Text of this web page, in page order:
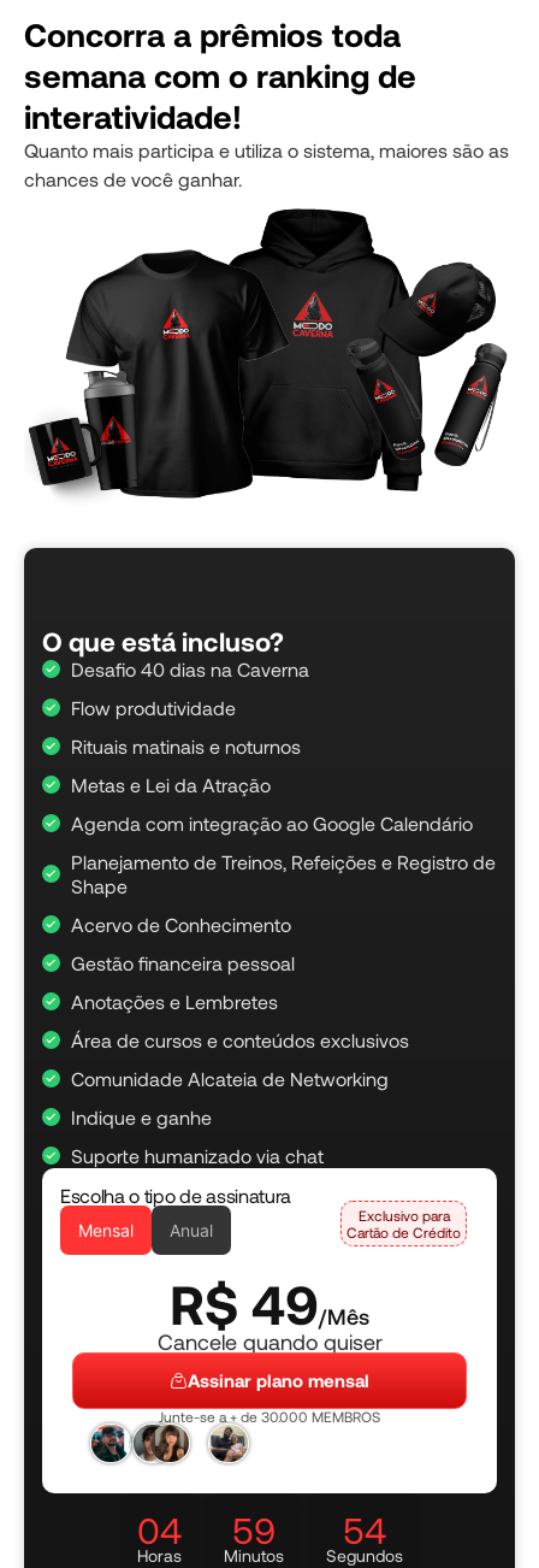
Concor ra a prêmios toda
semana com o ranking de
interatividade!
Quanto mais participa e utiliza o sistema, maiores são as
chances de você ganhar.
O que está incluso?​
Desafio 40 dias na Caverna
Flow produtividade
Rituais matinais e noturnos
Metas e Lei da Atração
Agenda com integração ao Google Calendário
Planejamento de Treinos, Refeições e Registro de
Shape
Acervo de Conhecimento
Gestão financeira pessoal
Anotações e Lembretes
Área de cursos e conteúdos exclusivos
Comunidade Alcateia de Networking
Indique e ganhe
Suporte humanizado via chat
Escolha o tipo de assinatura
Mensal Anual
Exclusivo para
Cartão de Crédito
R$ 49/Mês
Cancele quando quiser
Assinar plano mensal
Junte-se a + de 30.000 MEMBROS
04
Horas
59
Minutos
51
Segundos